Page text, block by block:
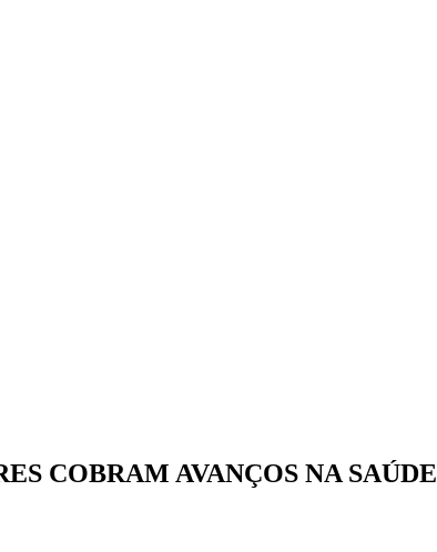
COBRAM AVANÇOS NA SAÚDE